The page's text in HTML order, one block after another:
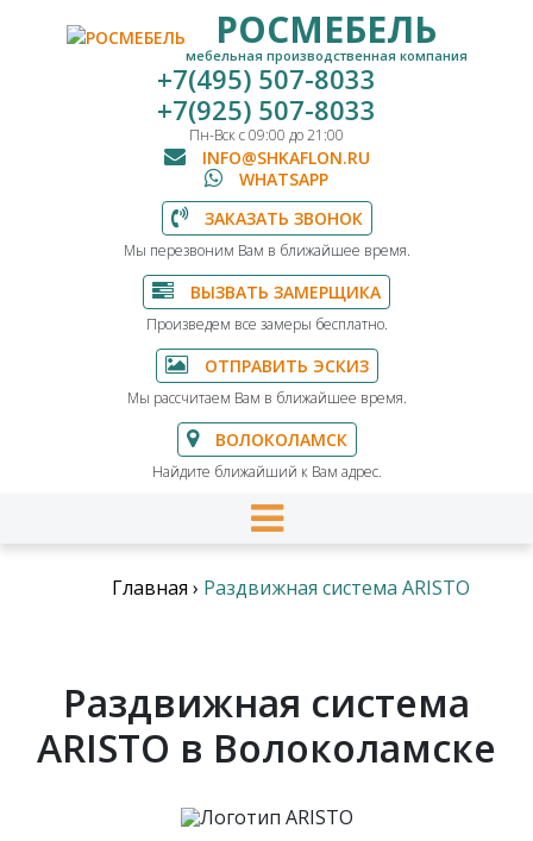
РОСМЕБЕЛЬ
мебельная производственная компания
+7(495) 507-8033
+7(925) 507-8033
Пн-Вск с 09:00 до 21:00
INFO@SHKAFLON.RU
WHATSAPP
ЗАКАЗАТЬ ЗВОНОК
Мы перезвоним Вам в ближайшее время.
ВЫЗВАТЬ ЗАМЕРЩИКА
Произведем все замеры бесплатно.
ОТПРАВИТЬ ЭСКИЗ
Мы рассчитаем Вам в ближайшее время.
ВОЛОКОЛАМСК
Найдите ближайший к Вам адрес.
Главная › Раздвижная система ARISTO
Раздвижная система
ARISTO в Волоколамске